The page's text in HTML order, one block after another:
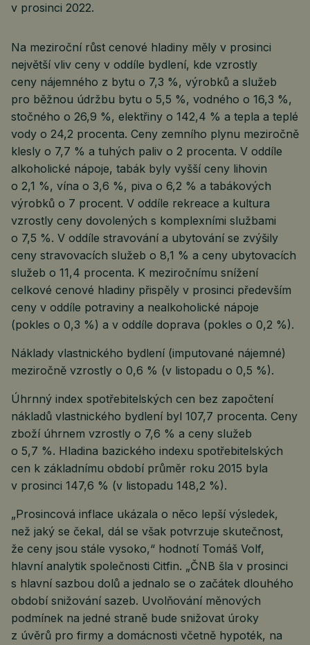
v prosinci 2022.
Na meziroční růst cenové hladiny měly v prosinci
největší vliv ceny v oddíle bydlení, kde vzrostly
ceny nájemného z bytu o 7,3 %, výrobků a služeb
pro běžnou údržbu bytu o 5,5 %, vodného o 16,3 %,
stočného o 26,9 %, elektřiny o 142,4 % a tepla a teplé
vody o 24,2 procenta. Ceny zemního plynu meziročně
klesly o 7,7 % a tuhých paliv o 2 procenta. V oddíle
alkoholické nápoje, tabák byly vyšší ceny lihovin
o 2,1 %, vína o 3,6 %, piva o 6,2 % a tabákových
výrobků o 7 procent. V oddíle rekreace a kultura
vzrostly ceny dovolených s komplexními službami
o 7,5 %. V oddíle stravování a ubytování se zvýšily
ceny stravovacích služeb o 8,1 % a ceny ubytovacích
služeb o 11,4 procenta. K meziročnímu snížení
celkové cenové hladiny přispěly v prosinci především
ceny v oddíle potraviny a nealkoholické nápoje
(pokles o 0,3 %) a v oddíle doprava (pokles o 0,2 %).
Náklady vlastnického bydlení (imputované nájemné)
meziročně vzrostly o 0,6 % (v listopadu o 0,5 %).
Úhrnný index spotřebitelských cen bez započtení
nákladů vlastnického bydlení byl 107,7 procenta. Ceny
zboží úhrnem vzrostly o 7,6 % a ceny služeb
o 5,7 %. Hladina bazického indexu spotřebitelských
cen k základnímu období průměr roku 2015 byla
v prosinci 147,6 % (v listopadu 148,2 %).
„Prosincová inflace ukázala o něco lepší výsledek,
než jaký se čekal, dál se však potvrzuje skutečnost,
že ceny jsou stále vysoko,“ hodnotí Tomáš Volf,
hlavní analytik společnosti Citfin. „ČNB šla v prosinci
s hlavní sazbou dolů a jednalo se o začátek dlouhého
období snižování sazeb. Uvolňování měnových
podmínek na jedné straně bude snižovat úroky
z úvěrů pro firmy a domácnosti včetně hypoték, na